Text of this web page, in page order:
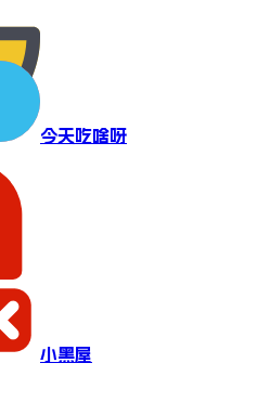
今天吃啥呀
小黑屋